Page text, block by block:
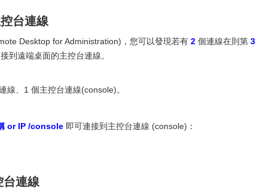
台連線
Desktop for Administration)，您可以發現若有 2 個連線在則第 3
到遠端桌面的主控台連線。
線、1 個主控台連線(console)。
or IP /console 即可連接到主控台連線 (console)：
台連線